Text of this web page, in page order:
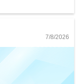
7/8/2026